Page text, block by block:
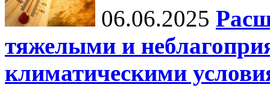
06.06.2025
тяжелыми и
климатическими